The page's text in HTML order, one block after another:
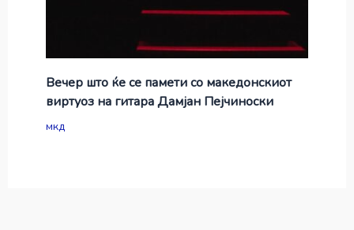
Вечер што ќе се памети со македонскиот
виртуоз на гитара Дамјан Пејчиноски
мкд